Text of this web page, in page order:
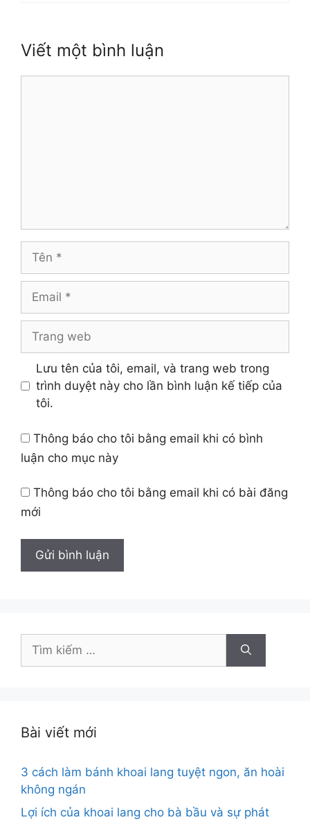
Viết một bình luận
Tên
Email
Trang
Lưu tên của tôi, email, và trang web trong
trình duyệt này cho lần bình luận kế tiếp của
tôi.
Thông báo cho tôi bằng email khi có bình
luận cho mục này
Thông báo cho tôi bằng email khi có bài đăng
mới
Tìm
kiếm
Bài viết mới
3 cách làm bánh khoai lang tuyệt ngon, ăn hoài
không ngán
Lợi ích của khoai lang cho bà bầu và sự phát